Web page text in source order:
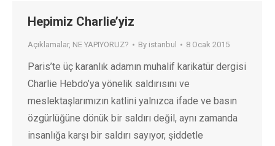
Hepimiz Charlie’yiz
Açıklamalar, NE YAPIYORUZ? By istanbul 8 Ocak 2015
Paris’te üç karanlık adamın muhalif karikatür dergisi
Charlie Hebdo’ya yönelik saldırısını ve
meslektaşlarımızın katlini yalnızca ifade ve basın
özgürlüğüne dönük bir saldırı değil, aynı zamanda
insanlığa karşı bir saldırı sayıyor, şiddetle